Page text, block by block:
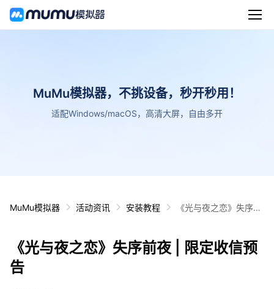
MuMu模拟器，不挑设备，秒开秒用！
适配Windows/macOS，高清大屏，自由多开
MuMu模拟器 活动资讯 安装教程
《光与夜之恋》失序前
《光与夜之恋》失序前夜 | 限定收信预
告